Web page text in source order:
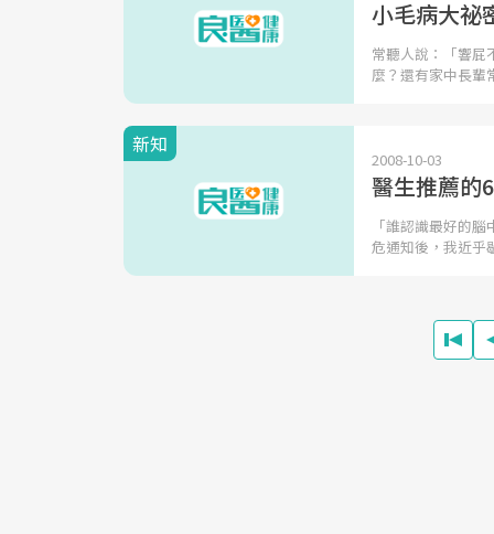
小毛病大祕
常聽人說：「響屁
麼？還有家中長輩
新知
2008-10-03
醫生推薦的
「誰認識最好的
危通知後，我近乎